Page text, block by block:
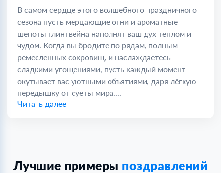
В самом сердце этого волшебного праздничного
сезона пусть мерцающие огни и ароматные
шепоты глинтвейна наполнят ваш дух теплом и
чудом. Когда вы бродите по рядам, полным
ремесленных сокровищ, и наслаждаетесь
сладкими угощениями, пусть каждый момент
окутывает вас уютными объятиями, даря лёгкую
передышку от суеты мира....
Читать далее
Лучшие примеры поздравлений